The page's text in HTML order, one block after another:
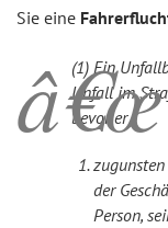
Sie eine
(1) Ein
Unfall im
bevor er
der
Person,